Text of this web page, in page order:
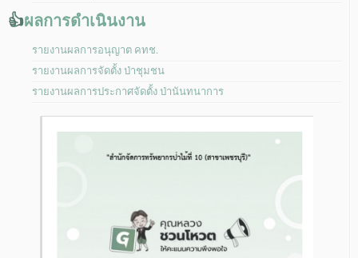
👍ผลการดำเนินงาน
รายงานผลการอนุญาต คทช.
รายงานผลการจัดตั้ง ป่าชุมชน
รายงานผลการประกาศจัดตั้ง ป่านันทนาการ